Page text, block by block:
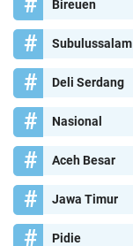
Bireuen
Subulussalam
Deli Serdang
Nasional
Aceh Besar
Jawa Timur
Pidie